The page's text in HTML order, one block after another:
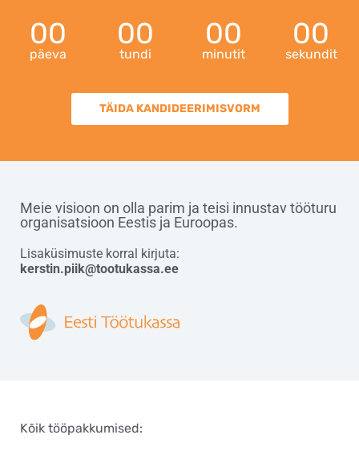
00
päeva
00
tundi
00
minutit
00
sekundit
TÄIDA KANDIDEERIMISVORM
Meie visioon on olla parim ja teisi innustav tööturu
organisatsioon Eestis ja Euroopas.
Lisaküsimuste korral kirjuta:
kerstin.piik@tootukassa.ee
Kõik tööpakkumised: